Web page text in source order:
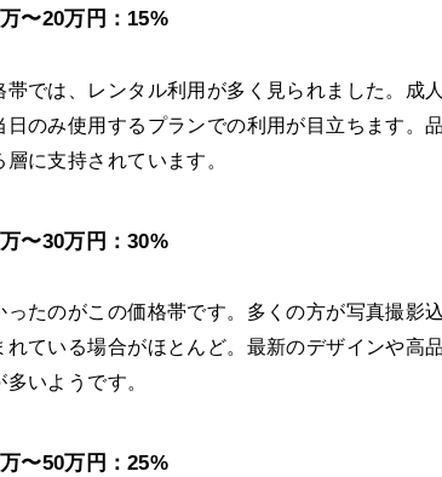
〜20万円：15%
帯では、レンタル利用が多く見られました。成
日のみ使用するプランでの利用が目立ちます。
層に支持されています。
〜30万円：30%
ったのがこの価格帯です。多くの方が写真撮影
れている場合がほとんど。最新のデザインや高
多いようです。
〜50万円：25%